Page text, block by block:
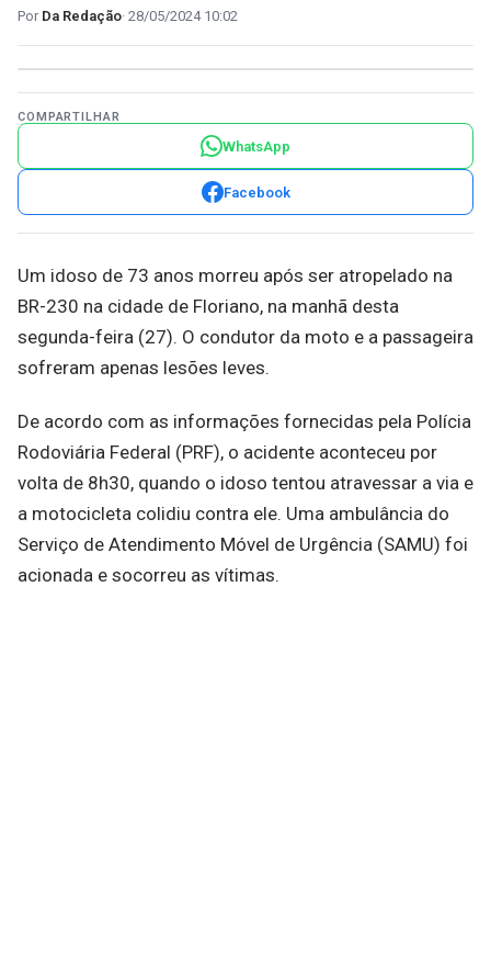
Da Redação 28/05/2024 10:02
COMPARTILHAR
WhatsApp
Facebook
Um idoso de 73 anos morreu após ser atropelado na
BR-230 na cidade de Floriano, na manhã desta
segunda-feira (27). O condutor da moto e a passageira
sofreram apenas lesões leves.
De acordo com as informações fornecidas pela Polícia
Rodoviária Federal (PRF), o acidente aconteceu por
volta de 8h30, quando o idoso tentou atravessar a via e
a motocicleta colidiu contra ele. Uma ambulância do
Serviço de Atendimento Móvel de Urgência (SAMU) foi
acionada e socorreu as vítimas.